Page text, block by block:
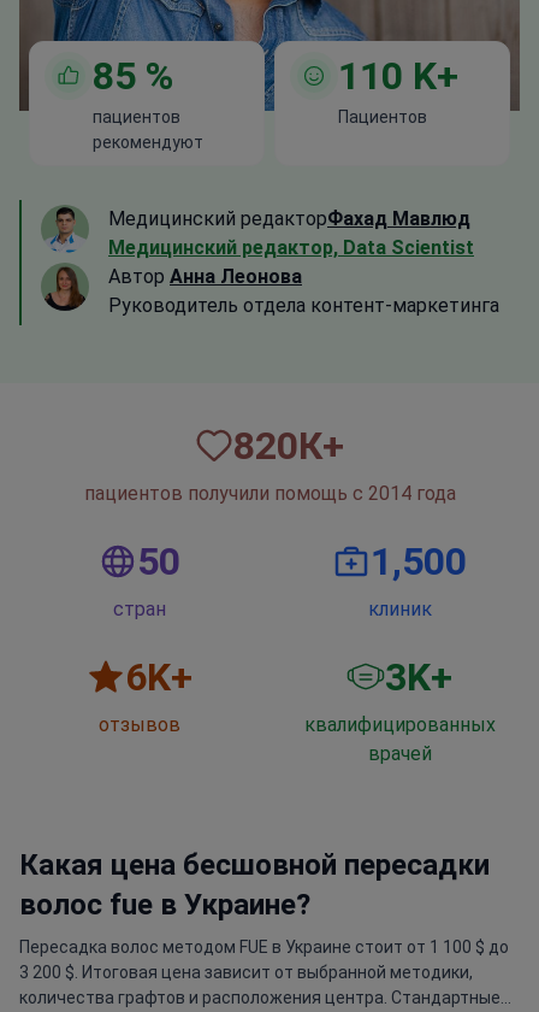
85 %
пациентов
рекомендуют
110 K+
Пациентов
Медицинский редакторФахад Мавлюд
Медицинский редактор, Data Scientist
Автор Анна Леонова
Руководитель отдела контент-маркетинга
820К+
пациентов получили помощь с 2014 года
50
стран
1,500
клиник
6K+
отзывов
3K+
квалифицированных
врачей
Какая цена бесшовной пересадки
волос fue в Украине?
Пересадка волос методом FUE в Украине стоит от 1 100 $ до
3 200 $. Итоговая цена зависит от выбранной методики,
количества графтов и расположения центра. Стандартные